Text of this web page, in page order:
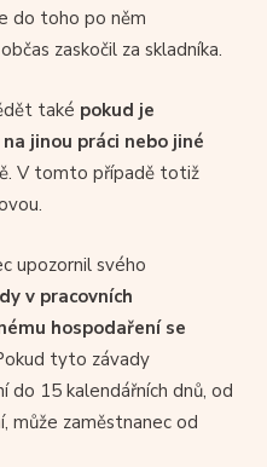
do toho po něm
zaskočil za skladníka.
také pokud je
jinou práci nebo jiné
V tomto případě totiž
upozornil svého
v pracovních
hospodaření se
tyto závady
do 15 kalendářních dnů, od
může zaměstnanec od